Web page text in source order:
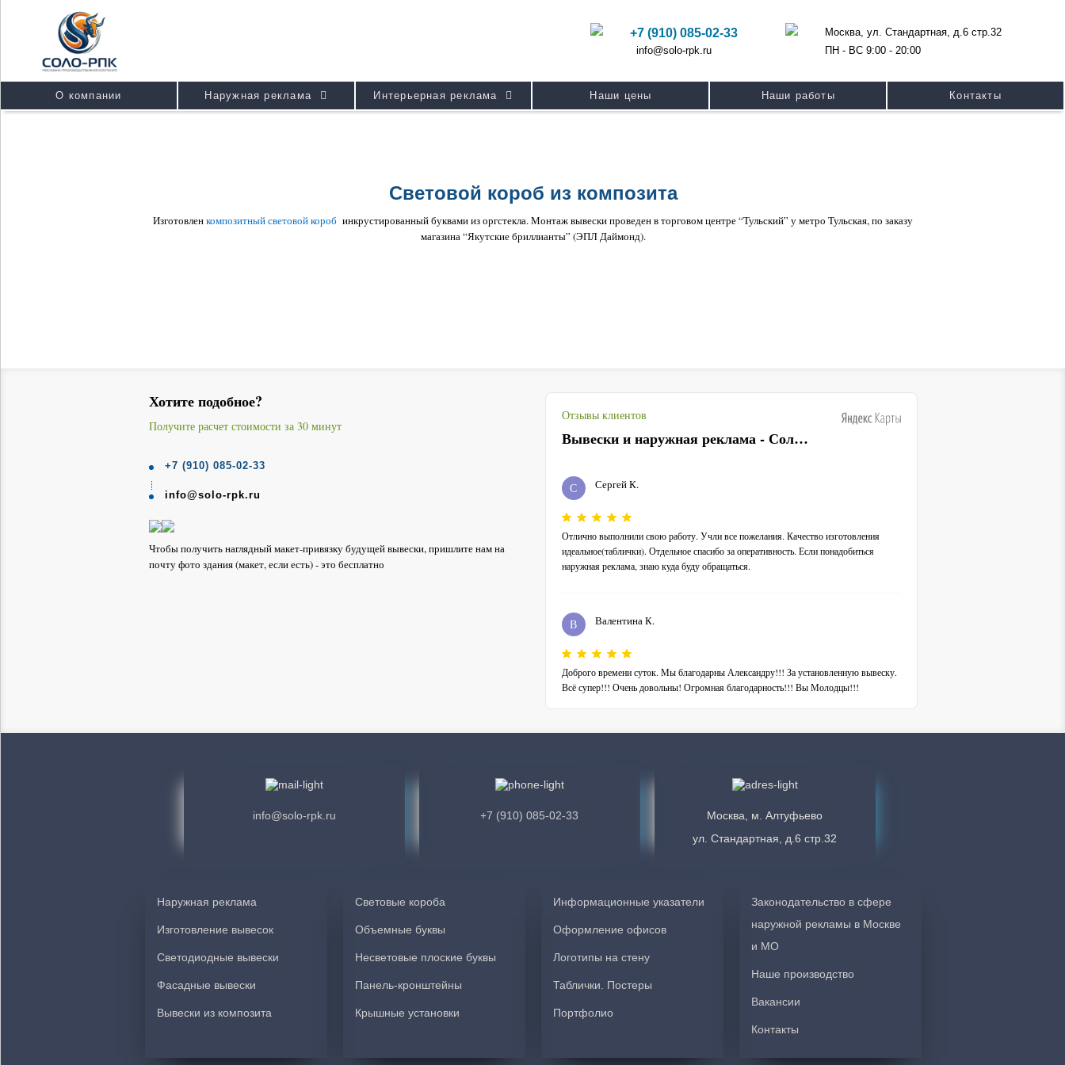
+7 (910) 085-02-33
info@solo-rpk.ru
Москва, ул. Стандартная, д.6 стр.32
ПН - ВС 9:00 - 20:00
О компании Наружная реклама Интерьерная реклама Наши цены Наши работы Контакты
Световой короб из композита
Изготовленкомпозитный световой короб инкрустированный буквами из оргстекла. Монтаж вывески проведен в торговом центре “Тульский” у метро Тульская, по заказу
магазина “Якутские бриллианты” (ЭПЛ Даймонд).
Хотите подобное?
Получите расчет стоимости за 30 минут
+7 (910) 085-02-33
info@solo-rpk.ru
Чтобы получить наглядный макет-привязку будущей вывески, пришлите нам на
почту фото здания (макет, если есть) - это бесплатно
Отзывы клиентов
Вывески и наружная реклама - Соло-РПК
С Сергей К.
Отлично выполнили свою работу. Учли все пожелания. Качество изготовления
идеальное(таблички). Отдельное спасибо за оперативность. Если понадобиться
наружная реклама, знаю куда буду обращаться.
В Валентина К.
Доброго времени суток. Мы благодарны Александру!!! За установленную вывеску.
Всё супер!!! Очень довольны! Огромная благодарность!!! Вы Молодцы!!!
Анастасия П.
Большое спасибо за проделанную работу! Вывески и лайтбокс получились даже
работу. Александр, сопровождавший проект, учёл все пожелания и дал много
важных советов! Спасибо, точно буду вас рекомендовать.
info@solo-rpk.ru +7 (910) 085-02-33
Москва, м. Алтуфьево
ул. Стандартная, д.6 стр.32
Наружная реклама
Изготовление вывесок
Светодиодные вывески
Фасадные вывески
Вывески из композита
Световые короба
Объемные буквы
Несветовые плоские буквы
Панель-кронштейны
Крышные установки
Информационные указатели
Оформление офисов
Логотипы на стену
Таблички. Постеры
Портфолио
Законодательство в сфере
наружной рекламы в Москве
и МО
Наше производство
Вакансии
Контакты